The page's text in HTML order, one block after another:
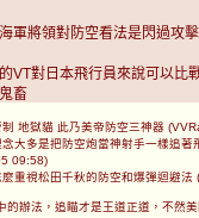
軍將領對防空看法是閃過攻擊
VT對日本飛行員來說可以比
畜
地獄貓 此乃美帝防空三神器
大多是把防空炮當神射手一樣追著
09:58)
重視松田千秋的防空和爆彈迴避
的辦法，追瞄才是王道正道，不然